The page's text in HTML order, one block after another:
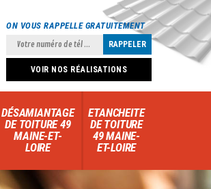
ON VOUS RAPPELLE GRATUITEMENT
VOIR NOS RÉALISATIONS
DÉSAMIANTAGE
DE TOITURE 49
MAINE-ET-
LOIRE
ETANCHEITE
DE TOITURE
49 MAINE-
ET-LOIRE